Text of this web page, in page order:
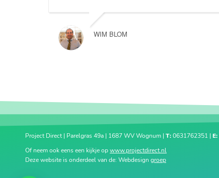
WIM BLOM
Project Direct | Parelgras 49a | 1687 WV Wognum | T:0631762351 | E:
Of neem ook eens een kijkje opwww.projectdirect.nl
Deze website is onderdeel van de: Webdesign groep